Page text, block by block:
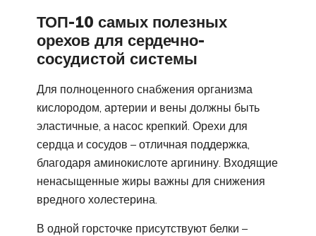
ТОП-10 самых полезных
орехов для сердечно-
сосудистой системы
Для полноценного снабжения организма
кислородом, артерии и вены должны быть
эластичные, а насос крепкий. Орехи для
сердца и сосудов – отличная поддержка,
благодаря аминокислоте аргинину. Входящие
ненасыщенные жиры важны для снижения
вредного холестерина.
В одной горсточке присутствуют белки –